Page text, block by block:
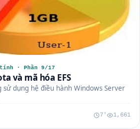
tính · Phần 9/17
và mã hóa EFS
sử dụng hệ điều hành Windows Server
7' 1,661